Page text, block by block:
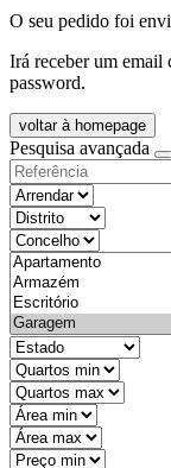
O seu pedido foi
Irá receber um email
password.
voltar à homepage
Pesquisa avançada
objective
districtId
countyId
types
state
mintypo
maxtypo
minarea
maxarea
minprice